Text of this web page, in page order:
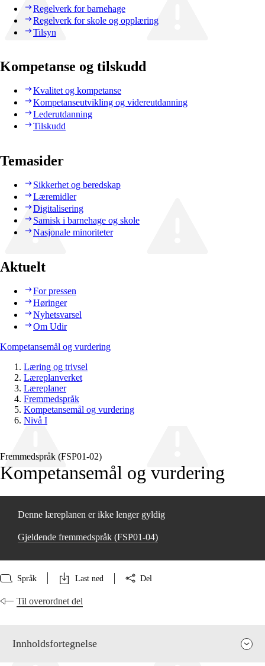
Regelverk for barnehage
Regelverk for skole og opplæring
Tilsyn
Kompetanse og tilskudd
Kvalitet og kompetanse
Kompetanseutvikling og videreutdanning
Lederutdanning
Tilskudd
Temasider
Sikkerhet og beredskap
Læremidler
Digitalisering
Samisk i barnehage og skole
Nasjonale minoriteter
Aktuelt
For pressen
Høringer
Nyhetsvarsel
Om Udir
Kompetansemål og vurdering
Læring og trivsel
Læreplanverket
Læreplaner
Fremmedspråk
Kompetansemål og vurdering
Nivå I
Fremmedspråk (FSP01‑02)
Kompetansemål og vurdering
Denne læreplanen er ikke lenger gyldig
Gjeldende fremmedspråk (FSP01‑04)
Språk Last ned Del
Til overordnet del
Innholdsfortegnelse